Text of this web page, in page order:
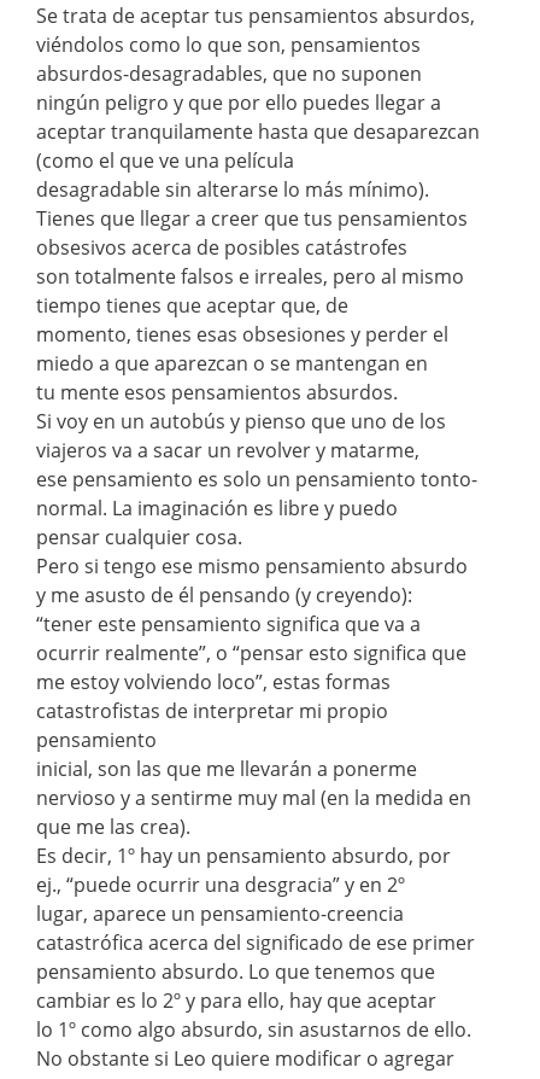
Se trata de aceptar tus pensamientos absurdos,
viéndolos como lo que son, pensamientos
absurdos-desagradables, que no suponen
ningún peligro y que por ello puedes llegar a
aceptar tranquilamente hasta que desaparezcan
(como el que ve una película
desagradable sin alterarse lo más mínimo).
Tienes que llegar a creer que tus pensamientos
obsesivos acerca de posibles catástrofes
son totalmente falsos e irreales, pero al mismo
tiempo tienes que aceptar que, de
momento, tienes esas obsesiones y perder el
miedo a que aparezcan o se mantengan en
tu mente esos pensamientos absurdos.
Si voy en un autobús y pienso que uno de los
viajeros va a sacar un revolver y matarme,
ese pensamiento es solo un pensamiento tonto-
normal. La imaginación es libre y puedo
pensar cualquier cosa.
Pero si tengo ese mismo pensamiento absurdo
y me asusto de él pensando (y creyendo):
“tener este pensamiento significa que va a
ocurrir realmente”, o “pensar esto significa que
me estoy volviendo loco”, estas formas
catastrofistas de interpretar mi propio
pensamiento
inicial, son las que me llevarán a ponerme
nervioso y a sentirme muy mal (en la medida en
que me las crea).
Es decir, 1º hay un pensamiento absurdo, por
ej., “puede ocurrir una desgracia” y en 2º
lugar, aparece un pensamiento-creencia
catastrófica acerca del significado de ese primer
pensamiento absurdo. Lo que tenemos que
cambiar es lo 2º y para ello, hay que aceptar
lo 1º como algo absurdo, sin asustarnos de ello.
No obstante si Leo quiere modificar o agregar